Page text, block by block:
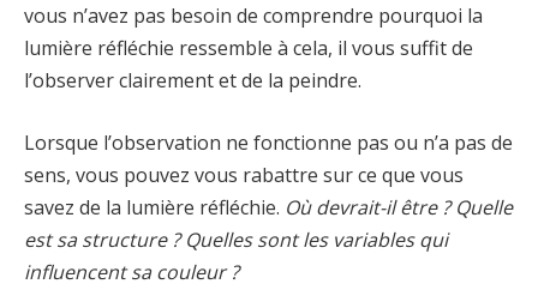
vous n’avez pas besoin de comprendre pourquoi la
lumière réfléchie ressemble à cela, il vous suffit de
l’observer clairement et de la peindre.
Lorsque l’observation ne fonctionne pas ou n’a pas de
sens, vous pouvez vous rabattre sur ce que vous
savez de la lumière réfléchie. Où devrait-il être ? Quelle
est sa structure ? Quelles sont les variables qui
influencent sa couleur ?